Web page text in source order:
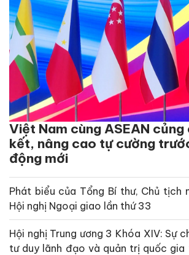
Việt Nam cùng ASEAN
kết, nâng cao tự cường
động mới
Phát biểu của Tổng Bí thư, Chủ tịch
Hội nghị Ngoại giao lần thứ 33
Hội nghị Trung ương 3 Khóa XIV: Sự
tư duy lãnh đạo và quản trị quốc gia